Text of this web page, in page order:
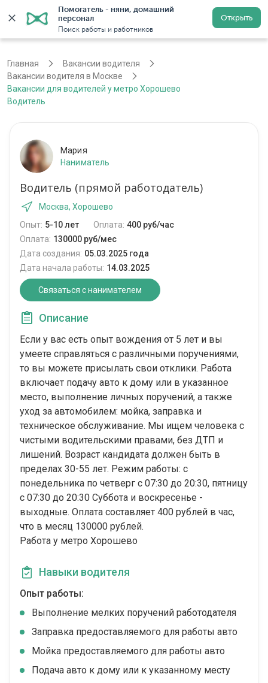
Помогатель - няни, домашний
персонал
Поиск работы и работников
Открыть
Регистрация
Главная
Вакансии водителя
Вакансии водителя в Москве
Вакансии для водителей у метро Хорошево
Водитель
Мария
Наниматель
Водитель (прямой работодатель)
Москва, Хорошево
Опыт: 5-10 лет Оплата: 400 руб/час
Оплата: 130000 руб/мес
Дата создания: 05.03.2025 года
Дата начала работы: 14.03.2025
Связаться с нанимателем
Описание
Если у вас есть опыт вождения от 5 лет и вы
умеете справляться с различными поручениями,
то вы можете присылать свои отклики. Работа
включает подачу авто к дому или в указанное
место, выполнение личных поручений, а также
уход за автомобилем: мойка, заправка и
техническое обслуживание. Мы ищем человека с
чистыми водительскими правами, без ДТП и
лишений. Возраст кандидата должен быть в
пределах 30-55 лет. Режим работы: с
понедельника по четверг с 07:30 до 20:30, пятницу
с 07:30 до 20:30 Суббота и воскресенье -
выходные. Оплата составляет 400 рублей в час,
что в месяц 130000 рублей.
Работа у метро Хорошево
Навыки водителя
Опыт работы:
Выполнение мелких поручений работодателя
Заправка предоставляемого для работы авто
Мойка предоставляемого для работы авто
Подача авто к дому или к указанному месту